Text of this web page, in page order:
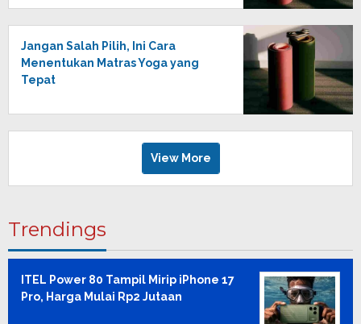
Jangan Salah Pilih, Ini Cara
Menentukan Matras Yoga yang
Tepat
View More
Trendings
ITEL Power 80 Tampil Mirip iPhone 17
Pro, Harga Mulai Rp2 Jutaan